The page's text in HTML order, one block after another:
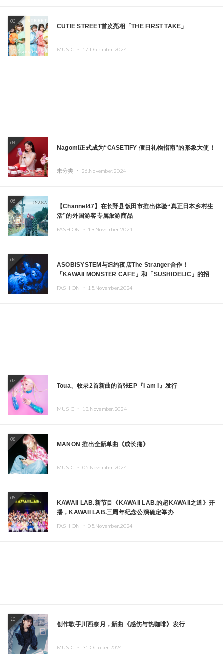
03
CUTIE STREET首次亮相「THE FIRST TAKE」
MUSIC ・ 17.December.2024
04
Nagomi正式成为“CASETiFY 假日礼物指南”的形象大使！
未分类 ・ 26.November.2024
05
【Channel47】在长野县饭田市推出体验“真正日本乡村生
活”的外国游客专属旅游商品
FASHION ・ 19.November.2024
06
ASOBISYSTEM与纽约夜店The Stranger合作！
「KAWAII MONSTER CAFE」和「SUSHIDELIC」的招
FASHION ・ 15.November.2024
07
Toua、收录2首新曲的首张EP『I am I』发行
MUSIC ・ 13.November.2024
08
MANON 推出全新单曲《成长痛》
MUSIC ・ 05.November.2024
09
KAWAII LAB.新节目《KAWAII LAB.的超KAWAII之道》开
播，KAWAII LAB.三周年纪念公演确定举办
FASHION ・05.November.2024
10
创作歌手川西奈月，新曲《感伤与热咖啡》发行
MUSIC ・ 31.October.2024